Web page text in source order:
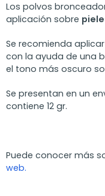
Los polvos
aplicación sobre
Se recomienda
con la ayuda de una
el tono más oscuro
Se presentan en un
contiene 12 gr.
Puede conocer más
web.